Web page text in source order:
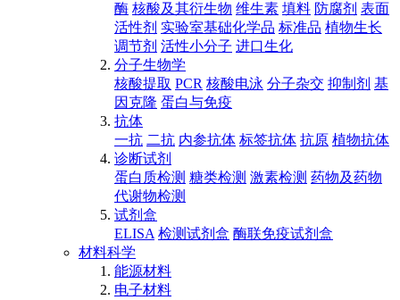
酶 核酸及其衍生物 维生素 填料 防腐剂 表面
活性剂 实验室基础化学品 标准品 植物生长
调节剂 活性小分子 进口生化
分子生物学
核酸提取 PCR 核酸电泳 分子杂交 抑制剂 基
因克隆 蛋白与免疫
抗体
一抗 二抗 内参抗体 标签抗体 抗原 植物抗体
诊断试剂
蛋白质检测 糖类检测 激素检测 药物及药物
代谢物检测
试剂盒
ELISA 检测试剂盒 酶联免疫试剂盒
材料科学
能源材料
电子材料